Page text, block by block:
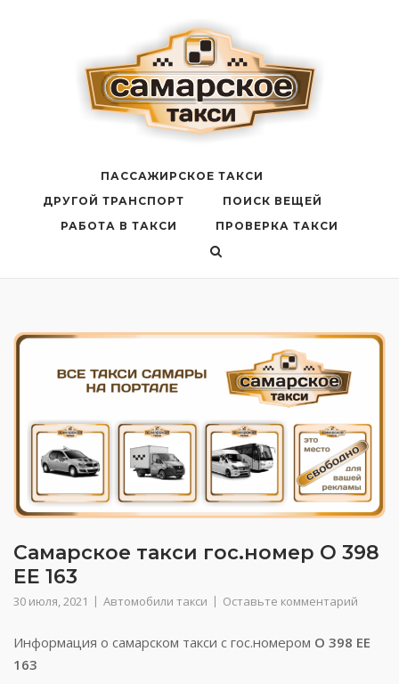
ПАССАЖИРСКОЕ ТАКСИ
ДРУГОЙ ТРАНСПОРТ
ПОИСК ВЕЩЕЙ
РАБОТА В ТАКСИ
ПРОВЕРКА ТАКСИ
Самарское такси гос.номер О 398
ЕЕ 163
30 июля, 2021 Автомобили такси Оставьте комментарий
Информация о самарском такси с гос.номером О 398 ЕЕ
163